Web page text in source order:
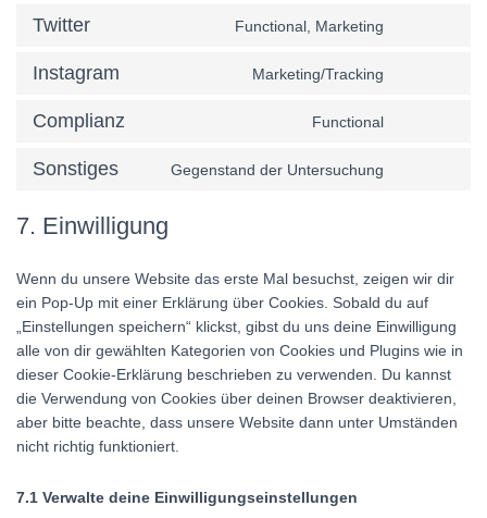
Twitter Functional, Marketing
Instagram Marketing/Tracking
Complianz Functional
Sonstiges Gegenstand der Untersuchung
7. Einwilligung
Wenn du unsere Website das erste Mal besuchst, zeigen wir dir
ein Pop-Up mit einer Erklärung über Cookies. Sobald du auf
„Einstellungen speichern“ klickst, gibst du uns deine Einwilligung
alle von dir gewählten Kategorien von Cookies und Plugins wie in
dieser Cookie-Erklärung beschrieben zu verwenden. Du kannst
die Verwendung von Cookies über deinen Browser deaktivieren,
aber bitte beachte, dass unsere Website dann unter Umständen
nicht richtig funktioniert.
7.1 Verwalte deine Einwilligungseinstellungen